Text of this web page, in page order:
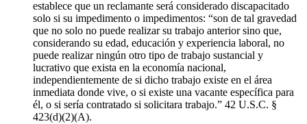
establece que un reclamante será considerado discapacitado
solo si su impedimento o impedimentos: “son de tal gravedad
que no solo no puede realizar su trabajo anterior sino que,
considerando su edad, educación y experiencia laboral, no
puede realizar ningún otro tipo de trabajo sustancial y
lucrativo que exista en la economía nacional,
independientemente de si dicho trabajo existe en el área
inmediata donde vive, o si existe una vacante específica para
él, o si sería contratado si solicitara trabajo.” 42 U.S.C. §
423(d)(2)(A).